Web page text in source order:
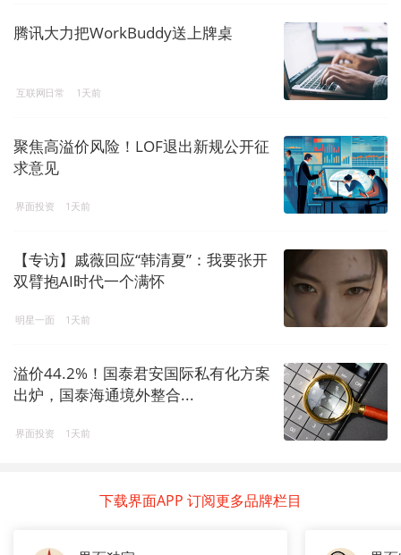
腾讯大力把WorkBuddy送上牌桌
互联网日常 1天前
聚焦高溢价风险！LOF退出新规公开征
求意见
界面投资 1天前
【专访】戚薇回应“韩清夏”：我要张开
双臂抱AI时代一个满怀
明星一面 1天前
溢价44.2%！国泰君安国际私有化方案
出炉，国泰海通境外整合...
界面投资 1天前
下载界面APP 订阅更多品牌栏目